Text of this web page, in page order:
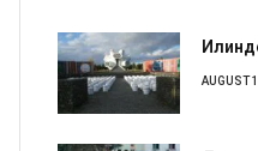
AUGUST